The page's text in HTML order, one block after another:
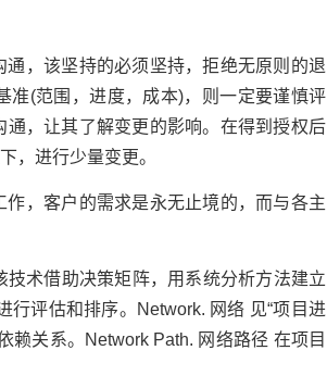
，该坚持的必须坚持，拒绝无原则的退
准(范围，进度，成本)，则一定要谨慎评
，让其了解变更的影响。在得到授权后
，进行少量变更。
，客户的需求是永无止境的，而与各主
术借助决策矩阵，用系统分析方法建立
评估和排序。Network. 网络 见“项目进
赖关系。Network Path. 网络路径 在项目